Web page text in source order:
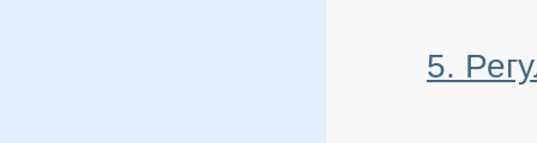
5.